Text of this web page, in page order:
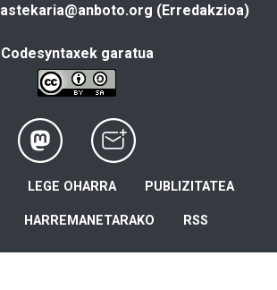
astekaria@anboto.org (Erredakzioa)
Codesyntaxek garatua
LEGE OHARRA PUBLIZITATEA
HARREMANETARAKO RSS